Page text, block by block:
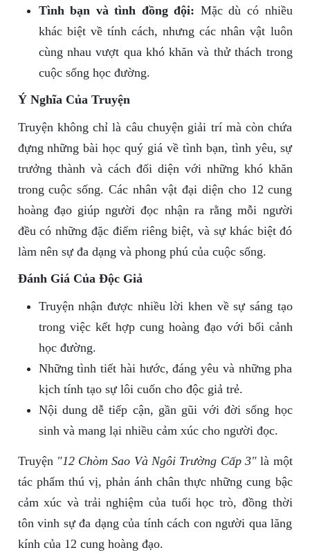
Tình bạn và tình đồng đội: Mặc dù có nhiều
khác biệt về tính cách, nhưng các nhân vật luôn
cùng nhau vượt qua khó khăn và thử thách trong
cuộc sống học đường.
Ý Nghĩa Của Truyện
Truyện không chỉ là câu chuyện giải trí mà còn chứa
đựng những bài học quý giá về tình bạn, tình yêu, sự
trưởng thành và cách đối diện với những khó khăn
trong cuộc sống. Các nhân vật đại diện cho 12 cung
hoàng đạo giúp người đọc nhận ra rằng mỗi người
đều có những đặc điểm riêng biệt, và sự khác biệt đó
làm nên sự đa dạng và phong phú của cuộc sống.
Đánh Giá Của Độc Giả
Truyện nhận được nhiều lời khen về sự sáng tạo
trong việc kết hợp cung hoàng đạo với bối cảnh
học đường.
Những tình tiết hài hước, đáng yêu và những pha
kịch tính tạo sự lôi cuốn cho độc giả trẻ.
Nội dung dễ tiếp cận, gần gũi với đời sống học
sinh và mang lại nhiều cảm xúc cho người đọc.
Truyện "12 Chòm Sao Và Ngôi Trường Cấp 3"là một
tác phẩm thú vị, phản ánh chân thực những cung bậc
cảm xúc và trải nghiệm của tuổi học trò, đồng thời
tôn vinh sự đa dạng của tính cách con người qua lăng
kính của 12 cung hoàng đạo.